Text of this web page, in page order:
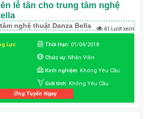
lễ tân cho trung tâm nghệ
nghệ thuật Danza Bella 41 Lượt xem
Lực Thời Hạn: 01/04/2018
Chức vụ: Nhân Viên
Kinh nghiệm: Không Yêu Cầu
Giới tính: Không Yêu Cầu
Ứng Tuyển Ngay